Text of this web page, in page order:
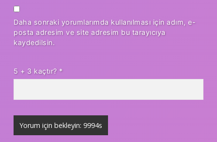
Daha sonraki yorumlarımda kullanılması için adım, e-
posta adresim ve site adresim bu tarayıcıya
kaydedilsin.
5 + 3 kaçtır? *